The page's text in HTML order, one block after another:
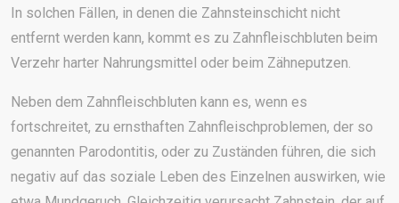
In solchen Fällen, in denen die Zahnsteinschicht nicht
entfernt werden kann, kommt es zu Zahnfleischbluten beim
Verzehr harter Nahrungsmittel oder beim Zähneputzen.
Neben dem Zahnfleischbluten kann es, wenn es
fortschreitet, zu ernsthaften Zahnfleischproblemen, der so
genannten Parodontitis, oder zu Zuständen führen, die sich
negativ auf das soziale Leben des Einzelnen auswirken, wie